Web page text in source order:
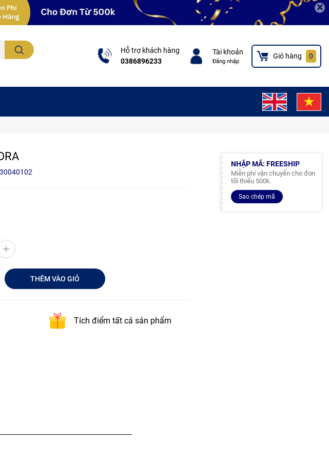
×
Hỗ trợ khách hàng
0386896233
Tài khoản
Đăng nhập
Giỏ hàng 0
30040102
THÊM VÀO GIỎ
Tích điểm tất cả sản phẩm
NHẬP MÃ: FREESHIP
Miễn phí vận chuyển cho đơn
tối thiểu 500k.
Sao chép mã